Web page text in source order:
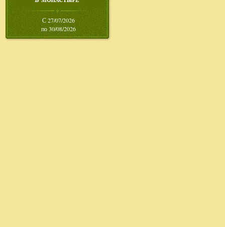
С 27/07/2026
по 30/08/2026